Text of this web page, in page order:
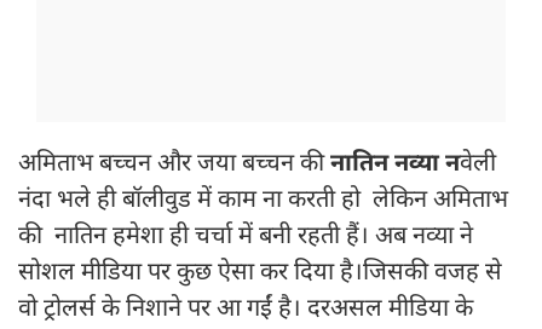
अमिताभ बच्चन और जया बच्चन कीनातिन नव्या नवेली
नंदा भले ही बॉलीवुड में काम ना करती हो लेकिन अमिताभ
की नातिन हमेशा ही चर्चा में बनी रहती हैं। अब नव्या ने
सोशल मीडिया पर कुछ ऐसा कर दिया है।जिसकी वजह से
वो ट्रोलर्स के निशाने पर आ गईं है। दरअसल मीडिया के